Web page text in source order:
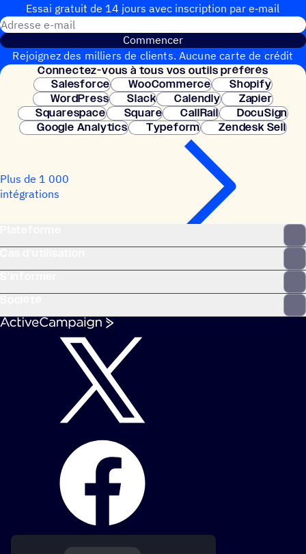
Essai gratuit de 14 jours avec inscrip­tion par e‑mail
Commencer
Rejoignez des milliers de clients. Aucune carte de crédit
nécessaire. Configuration instantanée.
Connec­tez-vous à tous vos outils préférés
Salesforce
WooCommerce
Shopify
WordPress
Slack Calendly
Zapier
Squarespace
Square CallRail
DocuSign
Google Analytics
Typeform Zendesk Sell
Plus de 1 000
intégrations